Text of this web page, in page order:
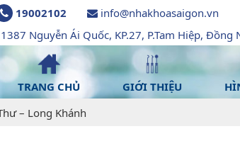
19002102
info@nhakhoasaigon.vn
1387 Nguyễn Ái Quốc, KP.27, P.Tam Hiệp, Đồng
TRANG CHỦ GIỚI THIỆU
– Long Khánh